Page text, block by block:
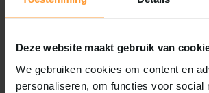
Deze website maakt gebruik van
We gebruiken cookies om content en
personaliseren, om functies voor social